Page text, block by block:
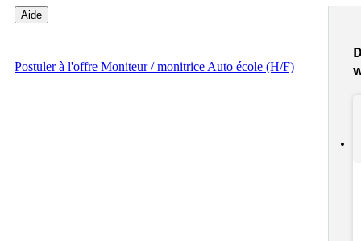
Aide
Postulerà l'offre Moniteur / monitrice Auto école (H/F)